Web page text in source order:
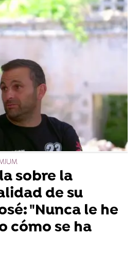
sobre la
de su
"Nunca le he
cómo se ha